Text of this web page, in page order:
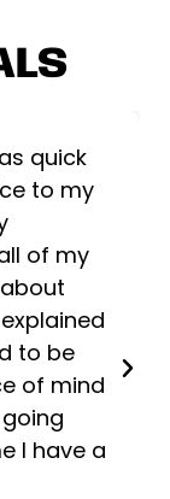
quick
to my
of my
to be
of mind
I have a